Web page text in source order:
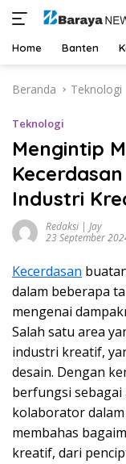
Home Banten
Beranda Teknologi
Teknologi
Mengintip
Industri
Redaksi | Jay
23 September
Kecerdasan
dalam beberapa
mengenai
Salah satu area
industri kreatif,
desain. Dengan
berfungsi
kolaborator
membahas
kreatif, dari